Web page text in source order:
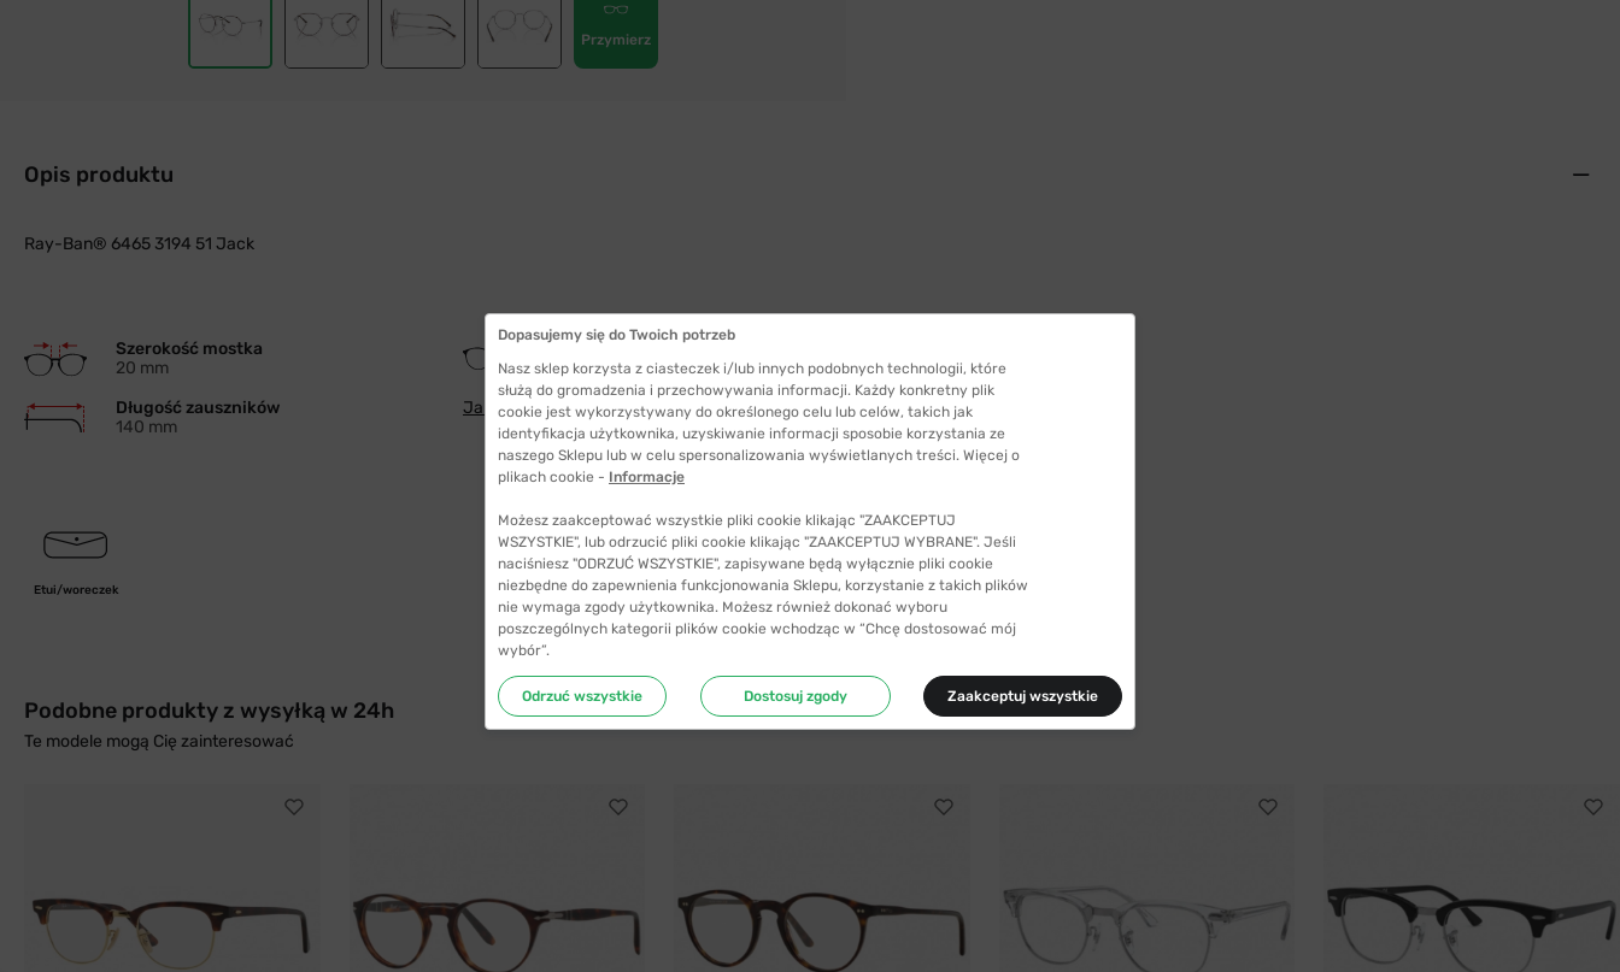
Przymierz
Opis produktu
Ray-Ban® 6465 3194 51 Jack
Szerokość mostka
20 mm
Szerokość szkła
51 mm
Długość zauszników
140 mm
Jak wybrać odpowiedni rozmiar
Etui/woreczek
Podobne produkty z wysyłką w 24h
Te modele mogą Cię zainteresować
Dopasujemy się do Twoich potrzeb
Nasz sklep korzysta z ciasteczek i/lub innych podobnych technologii, które
służą do gromadzenia i przechowywania informacji. Każdy konkretny plik
cookie jest wykorzystywany do określonego celu lub celów, takich jak
identyfikacja użytkownika, uzyskiwanie informacji sposobie korzystania ze
naszego Sklepu lub w celu spersonalizowania wyświetlanych treści. Więcej o
plikach cookie - Informacje
Możesz zaakceptować wszystkie pliki cookie klikając "ZAAKCEPTUJ
WSZYSTKIE", lub odrzucić pliki cookie klikając "ZAAKCEPTUJ WYBRANE". Jeśli
naciśniesz "ODRZUĆ WSZYSTKIE", zapisywane będą wyłącznie pliki cookie
niezbędne do zapewnienia funkcjonowania Sklepu, korzystanie z takich plików
nie wymaga zgody użytkownika. Możesz również dokonać wyboru
poszczególnych kategorii plików cookie wchodząc w “Chcę dostosować mój
wybór”.
Odrzuć wszystkie Dostosuj zgody Zaakceptuj wszystkie